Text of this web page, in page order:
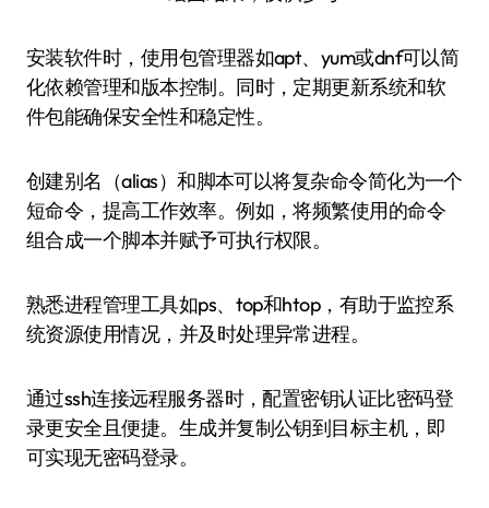
安装软件时，使用包管理器如apt、yum或dnf可以简
化依赖管理和版本控制。同时，定期更新系统和软
件包能确保安全性和稳定性。
创建别名（alias）和脚本可以将复杂命令简化为一个
短命令，提高工作效率。例如，将频繁使用的命令
组合成一个脚本并赋予可执行权限。
熟悉进程管理工具如ps、top和htop，有助于监控系
统资源使用情况，并及时处理异常进程。
通过ssh连接远程服务器时，配置密钥认证比密码登
录更安全且便捷。生成并复制公钥到目标主机，即
可实现无密码登录。